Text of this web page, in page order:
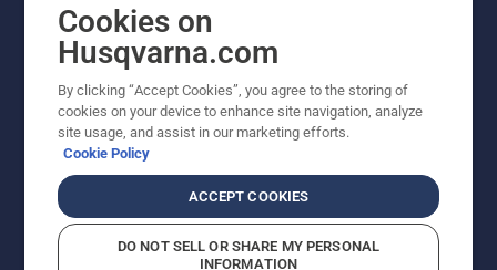
© „Husqvarna AB“ (leid). Visos teisės priklauso autoriui.
Nurodoma rekomenduojama mažmeninė kaina (RMK),
įskaitant PVM. RMK yra kaina, už kurią gamintojas
rekomenduoja pardavėjui parduoti prekę. UAB
Cookies on
Husqvarna.com
By clicking “Accept Cookies”, you agree to the storing of
cookies on your device to enhance site navigation, analyze
site usage, and assist in our marketing efforts.
Cookie Policy
ACCEPT COOKIES
DO NOT SELL OR SHARE MY PERSONAL
INFORMATION